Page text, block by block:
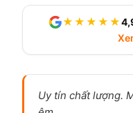
hình 120Hz hay
dùng Lightning,
Cộng đồng người
14 nhỉnh hơn
người đạt gần một
anh khách hàng tại
★★★★★
Uy tín chất lượng.